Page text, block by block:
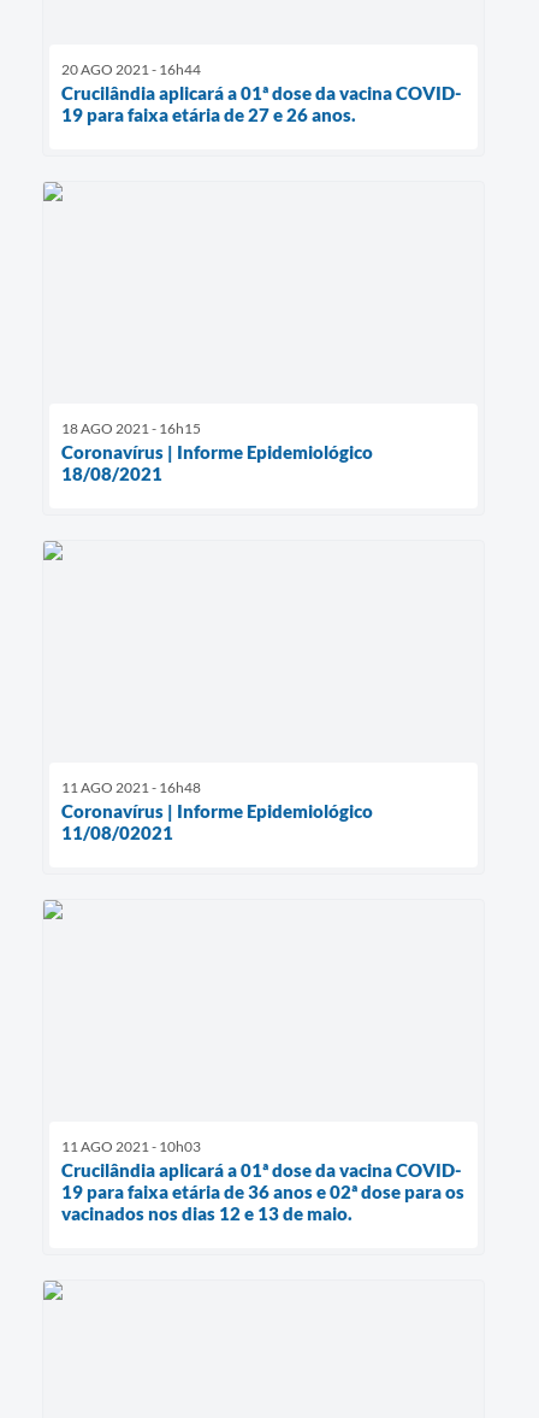
20 AGO 2021 - 16h44
Crucilândia aplicará a 01ª dose da vacina COVID-
19 para faixa etária de 27 e 26 anos.
18 AGO 2021 - 16h15
Coronavírus | Informe Epidemiológico
18/08/2021
11 AGO 2021 - 16h48
Coronavírus | Informe Epidemiológico
11/08/02021
11 AGO 2021 - 10h03
Crucilândia aplicará a 01ª dose da vacina COVID-
19 para faixa etária de 36 anos e 02ª dose para os
vacinados nos dias 12 e 13 de maio.